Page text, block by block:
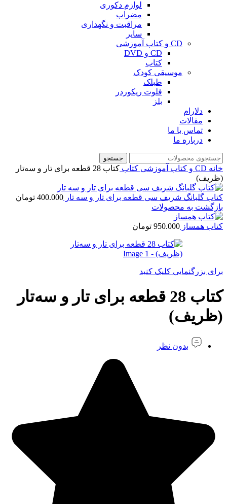
لوازم دکوری
مضراب
مراقبت و نگهداری
سایر
CD و کتاب آموزشی
CD و DVD
کتاب
موسیقی کودک
طبلک
فلوت ریکوردر
بلز
دلارام
مقالات
تماس با ما
درباره ما
جستجو
خانه CD و کتاب آموزشی کتاب
کتاب 28 قطعه برای تار و سه‌تار
(ظریف)
کتاب گلبانگ شریف سی قطعه برای تار و سه تار 400.000 تومان
بازگشت به محصولات
کتاب همساز 950.000 تومان
برای بزرگنمایی کلیک کنید
کتاب 28 قطعه برای تار و سه‌تار
(ظریف)
بدون نظر